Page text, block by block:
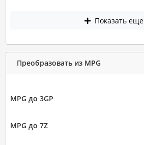
Показать еще
Преобразовать из MPG
MPG до 3GP
MPG до 7Z